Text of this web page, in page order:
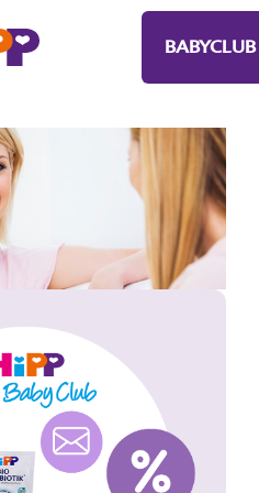
BABYCLUB